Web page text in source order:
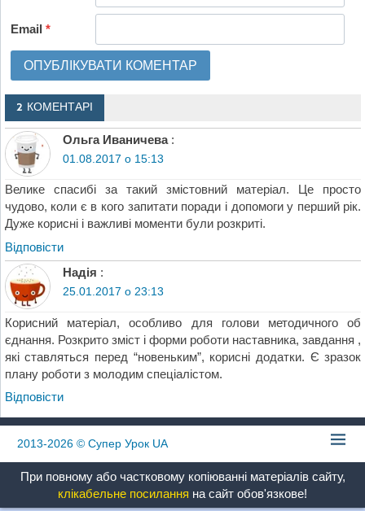
Email*
2 КОМЕНТАРІ
Ольга Иваничева :
01.08.2017 о 15:13
Велике спасибі за такий змістовний матеріал. Це просто
чудово, коли є в кого запитати поради і допомоги у перший рік.
Дуже корисні і важливі моменти були розкриті.
Відповіcти
Надія :
25.01.2017 о 23:13
Корисний матеріал, особливо для голови методичного об
єднання. Розкрито зміст і форми роботи наставника, завдання ,
які ставляться перед “новеньким”, корисні додатки. Є зразок
плану роботи з молодим спеціалістом.
Відповіcти
2013-2026 © Супер Урок UA
При повному або частковому копіюванні матеріалів сайту,
клікабельне посилання на сайт обов'язкове!